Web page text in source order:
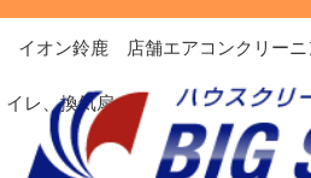
イオン鈴鹿 店舗エアコンクリーニ
イレ、換気扇…